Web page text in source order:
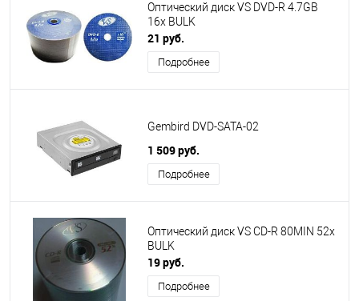
Оптический диск VS DVD-R 4.7GB
16x BULK
21 руб.
Подробнее
Gembird DVD-SATA-02
1 509 руб.
Подробнее
Оптический диск VS CD-R 80MIN 52x
BULK
19 руб.
Подробнее